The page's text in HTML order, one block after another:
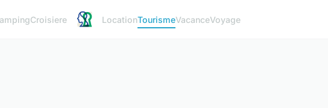
Croisiere LocationTourismeVacanceVoyage